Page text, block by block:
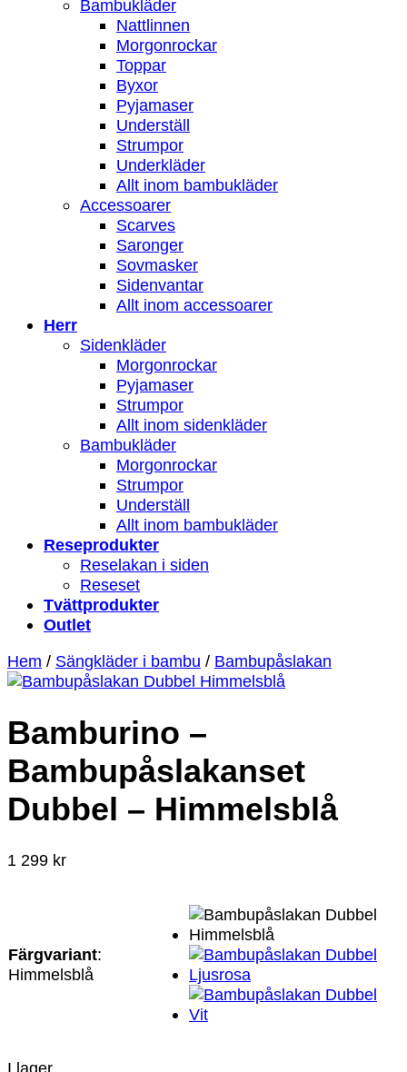
Bambukläder
Nattlinnen
Morgonrockar
Toppar
Byxor
Pyjamaser
Underställ
Strumpor
Underkläder
Allt inom bambukläder
Accessoarer
Scarves
Saronger
Sovmasker
Sidenvantar
Allt inom accessoarer
Herr
Sidenkläder
Morgonrockar
Pyjamaser
Strumpor
Allt inom sidenkläder
Bambukläder
Morgonrockar
Strumpor
Underställ
Allt inom bambukläder
Reseprodukter
Reselakan i siden
Reseset
Tvättprodukter
Outlet
Hem / Sängkläder i bambu / Bambupåslakan
Bamburino –
Bambupåslakanset
Dubbel – Himmelsblå
1 299 kr
Färgvariant:
Himmelsblå
I lager